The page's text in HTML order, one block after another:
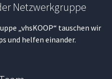
Netzwerkgruppe
„vhsKOOP“ tauschen wir
und helfen einander.